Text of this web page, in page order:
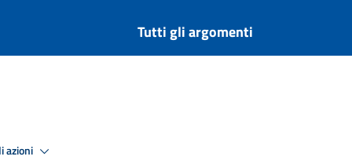
Tutti gli argomenti
azioni